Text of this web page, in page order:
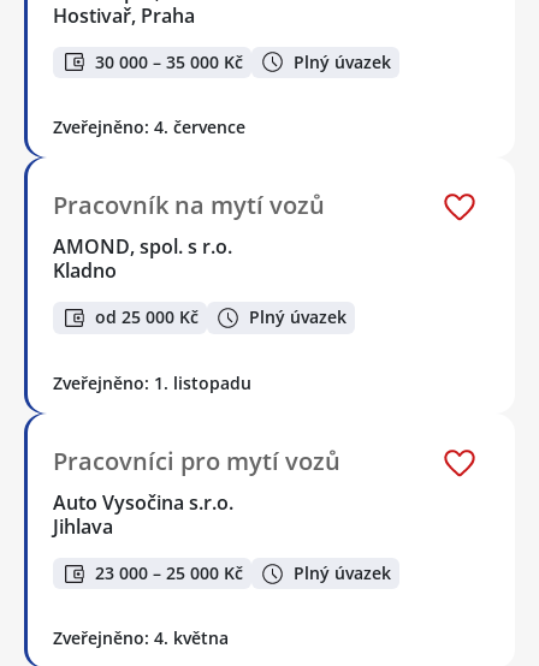
Hostivař, Praha
30 000 – 35 000 Kč Plný úvazek
Zveřejněno: 4. července
Pracovník na mytí vozů
AMOND, spol. s r.o.
Kladno
od 25 000 Kč Plný úvazek
Zveřejněno: 1. listopadu
Pracovníci pro mytí vozů
Auto Vysočina s.r.o.
Jihlava
23 000 – 25 000 Kč Plný úvazek
Zveřejněno: 4. května